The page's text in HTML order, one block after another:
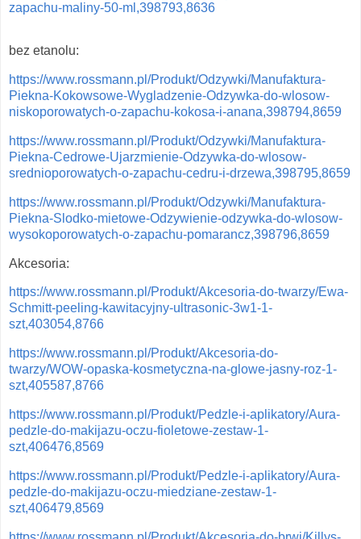
zapachu-maliny-50-ml,398793,8636
bez etanolu:
https://www.rossmann.pl/Produkt/Odzywki/Manufaktura-
Piekna-Kokowsowe-Wygladzenie-Odzywka-do-wlosow-
niskoporowatych-o-zapachu-kokosa-i-anana,398794,8659
https://www.rossmann.pl/Produkt/Odzywki/Manufaktura-
Piekna-Cedrowe-Ujarzmienie-Odzywka-do-wlosow-
srednioporowatych-o-zapachu-cedru-i-drzewa,398795,8659
https://www.rossmann.pl/Produkt/Odzywki/Manufaktura-
Piekna-Slodko-mietowe-Odzywienie-odzywka-do-wlosow-
wysokoporowatych-o-zapachu-pomarancz,398796,8659
Akcesoria:
https://www.rossmann.pl/Produkt/Akcesoria-do-twarzy/Ewa-
Schmitt-peeling-kawitacyjny-ultrasonic-3w1-1-
szt,403054,8766
https://www.rossmann.pl/Produkt/Akcesoria-do-
twarzy/WOW-opaska-kosmetyczna-na-glowe-jasny-roz-1-
szt,405587,8766
https://www.rossmann.pl/Produkt/Pedzle-i-aplikatory/Aura-
pedzle-do-makijazu-oczu-fioletowe-zestaw-1-
szt,406476,8569
https://www.rossmann.pl/Produkt/Pedzle-i-aplikatory/Aura-
pedzle-do-makijazu-oczu-miedziane-zestaw-1-
szt,406479,8569